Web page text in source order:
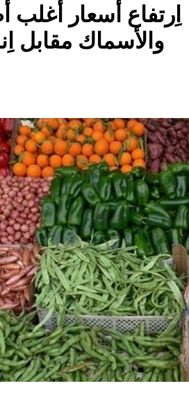
اِرتفاع أسعار
والأسماك مقابل